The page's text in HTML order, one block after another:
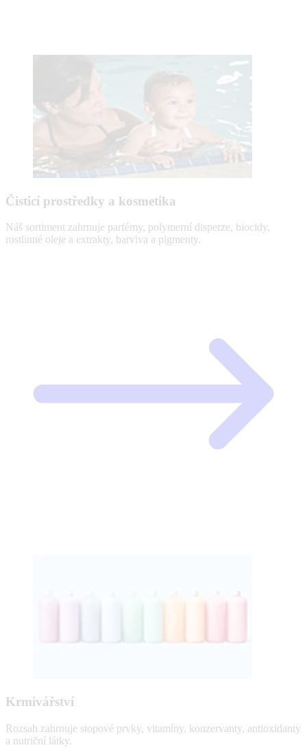
Čisticí prostředky a kosmetika
Náš sortiment zahrnuje parfémy, polymerní disperze, biocidy,
rostlinné oleje a extrakty, barviva a pigmenty.
Krmivářství
Rozsah zahrnuje stopové prvky, vitamíny, konzervanty, antioxidanty
a nutriční látky.